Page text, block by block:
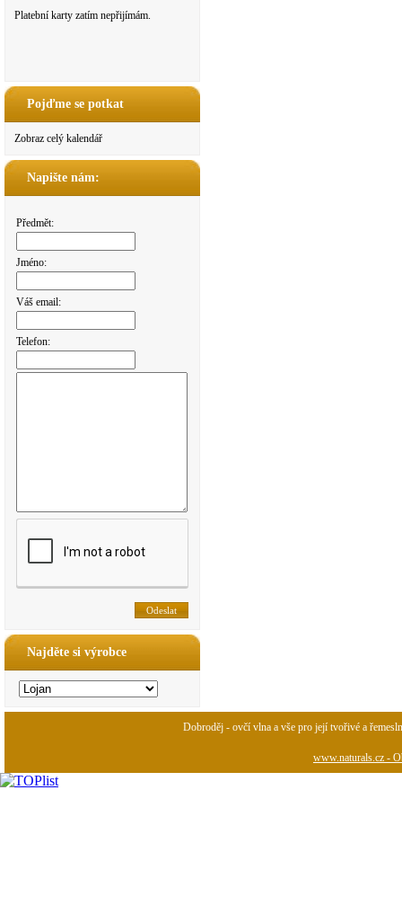
Platební karty zatím nepřijímám.
Pojďme se potkat
Zobraz celý kalendář
Napište nám:
Předmět:
Jméno:
Váš email:
Telefon:
Najděte si výrobce
Dobroděj - ovčí vlna a vše pro její tvořivé a
www.naturals.cz -